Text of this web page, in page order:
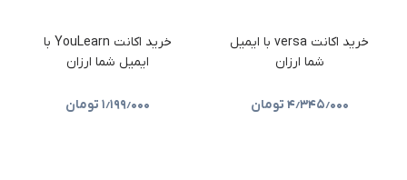
خرید اکانت versa با ایمیل
شما ارزان
۴٫۳۴۵٫۰۰۰ تومان
خرید اکانت YouLearn با
ایمیل شما ارزان
۱٫۱۹۹٫۰۰۰ تومان